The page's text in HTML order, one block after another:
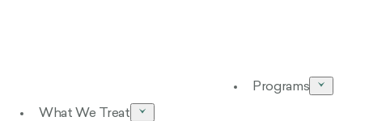
What We Treat
Programs